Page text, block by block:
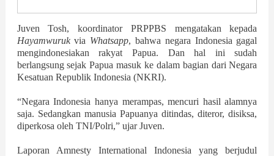
Juven Tosh, koordinator PRPPBS mengatakan kepada
Hayamwurukvia Whatsapp, bahwa negara Indonesia gagal
mengindonesiakan rakyat Papua. Dan hal ini sudah
berlangsung sejak Papua masuk ke dalam bagian dari Negara
Kesatuan Republik Indonesia (NKRI).
“Negara Indonesia hanya merampas, mencuri hasil alamnya
saja. Sedangkan manusia Papuanya ditindas, diteror, disiksa,
diperkosa oleh TNI/Polri,” ujar Juven.
Laporan Amnesty International Indonesia yang berjudul